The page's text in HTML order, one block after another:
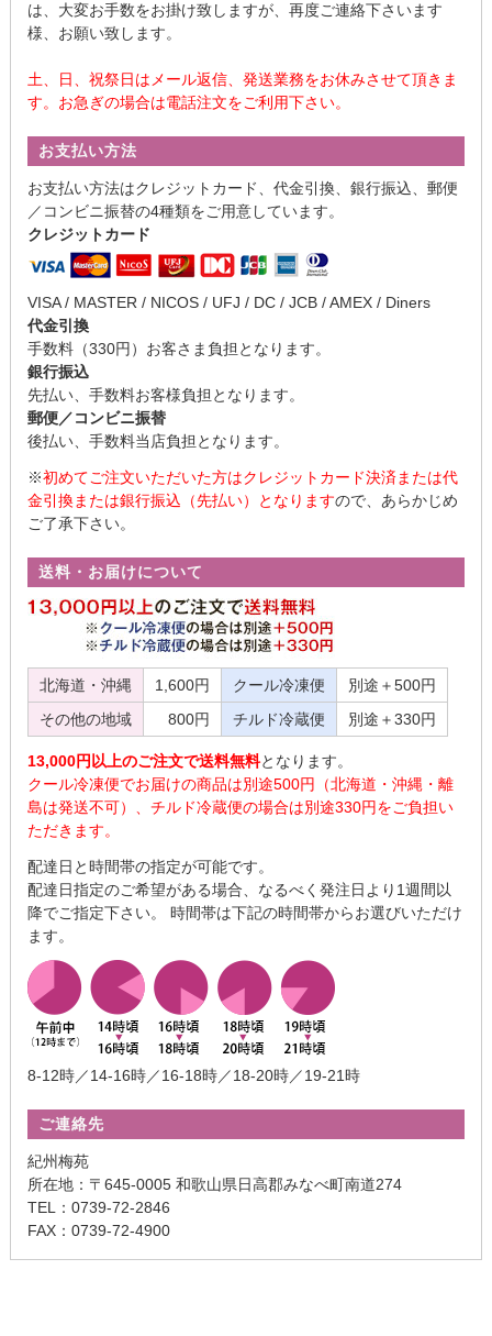
は、大変お手数をお掛け致しますが、再度ご連絡下さいます
様、お願い致します。
土、日、祝祭日はメール返信、発送業務をお休みさせて頂きま
す。お急ぎの場合は電話注文をご利用下さい。
お支払い方法
お支払い方法はクレジットカード、代金引換、銀行振込、郵便
／コンビニ振替の4種類をご用意しています。
クレジットカード
VISA / MASTER / NICOS / UFJ / DC / JCB / AMEX / Diners
代金引換
手数料（330円）お客さま負担となります。
銀行振込
先払い、手数料お客様負担となります。
郵便／コンビニ振替
後払い、手数料当店負担となります。
※初めてご注文いただいた方はクレジットカード決済または代
金引換または銀行振込（先払い）となりますので、あらかじめ
ご了承下さい。
送料・お届けについて
北海道・沖縄 1,600円 クール冷凍便
別途＋500円
その他の地域
800円 チルド冷蔵便 別途＋330円
13,000円以上のご注文で送料無料となります。
クール冷凍便でお届けの商品は別途500円（北海道・沖縄・離
島は発送不可）、チルド冷蔵便の場合は別途330円をご負担い
ただきます。
配達日と時間帯の指定が可能です。
配達日指定のご希望がある場合、なるべく発注日より1週間以
降でご指定下さい。 時間帯は下記の時間帯からお選びいただけ
ます。
8-12時／14-16時／16-18時／18-20時／19-21時
ご連絡先
紀州梅苑
所在地：〒645-0005 和歌山県日高郡みなべ町南道274
TEL：0739-72-2846
FAX：0739-72-4900